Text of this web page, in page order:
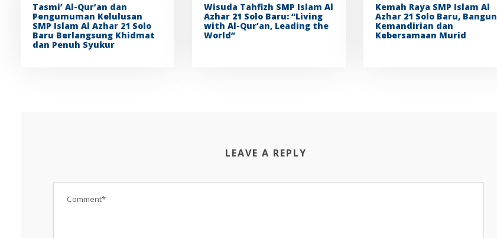
Tasmi’ Al-Qur’an dan
Pengumuman Kelulusan
SMP Islam Al Azhar 21 Solo
Baru Berlangsung Khidmat
dan Penuh Syukur
Wisuda Tahfizh SMP Islam Al
Azhar 21 Solo Baru: “Living
with Al-Qur’an, Leading the
World”
Kemah Raya SMP Islam Al
Azhar 21 Solo Baru, Bangun
Kemandirian dan
Kebersamaan Murid
LEAVE A REPLY